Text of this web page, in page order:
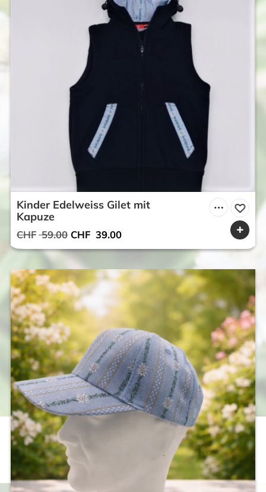
Kinder Edelweiss Gilet mit
Kapuze
CHF59.00 Ursprünglicher
Preis
war:
CHF 59.00
CHF 39.00Aktueller
Preis
CHF 39.00.